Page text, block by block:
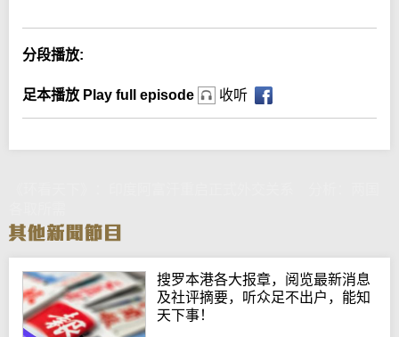
分段播放:
足本播放 Play full episode 收听
搜罗本港各大报章，阅览最新消息
及社评摘要，听众足不出户，能知
天下事！